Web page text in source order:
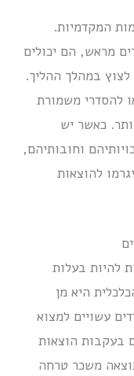
המקדמיות.
מראש, הם יכולים
במהלך ההליך.
להסדרי משמורת
כאשר יש
וחובותיהם,
להוצאות
להיות בעלות
היא מן
עשויים למצוא
בעקבות הוצאות
משכר טרחה